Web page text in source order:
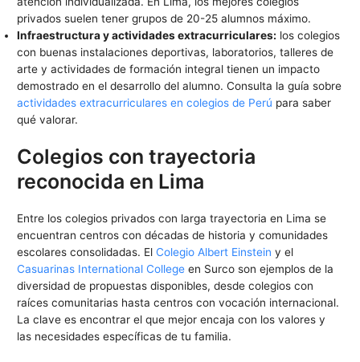
privados suelen tener grupos de 20-25 alumnos máximo.
Infraestructura y actividades extracurriculares: los colegios
con buenas instalaciones deportivas, laboratorios, talleres de
arte y actividades de formación integral tienen un impacto
demostrado en el desarrollo del alumno. Consulta la guía sobre
actividades extracurriculares en colegios de Perú para saber
qué valorar.
Colegios con trayectoria
reconocida en Lima
Entre los colegios privados con larga trayectoria en Lima se
encuentran centros con décadas de historia y comunidades
escolares consolidadas. ElColegio Albert Einstein y el
Casuarinas International College en Surco son ejemplos de la
diversidad de propuestas disponibles, desde colegios con
raíces comunitarias hasta centros con vocación internacional.
La clave es encontrar el que mejor encaja con los valores y
las necesidades específicas de tu familia.